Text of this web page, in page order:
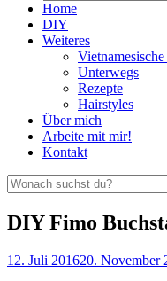
Home
DIY
Weiteres
Unterwegs
Rezepte
Hairstyles
Über mich
Arbeite mit mir!
Kontakt
DIY Fimo
12. Juli 201620. November